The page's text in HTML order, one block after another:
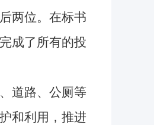
两位。在标书
成了所有的投
道路、公厕等
和利用，推进